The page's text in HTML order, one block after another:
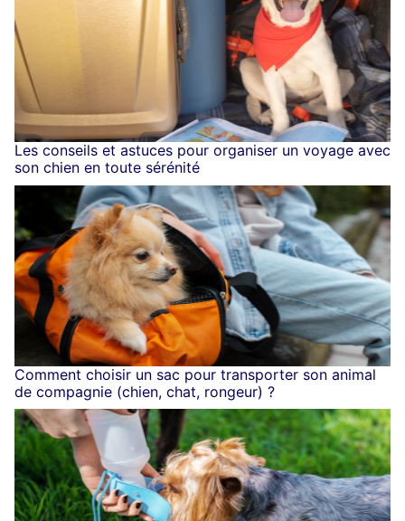
Les conseils et astuces pour organiser un voyage avec
son chien en toute sérénité
Comment choisir un sac pour transporter son animal
de compagnie (chien, chat, rongeur) ?